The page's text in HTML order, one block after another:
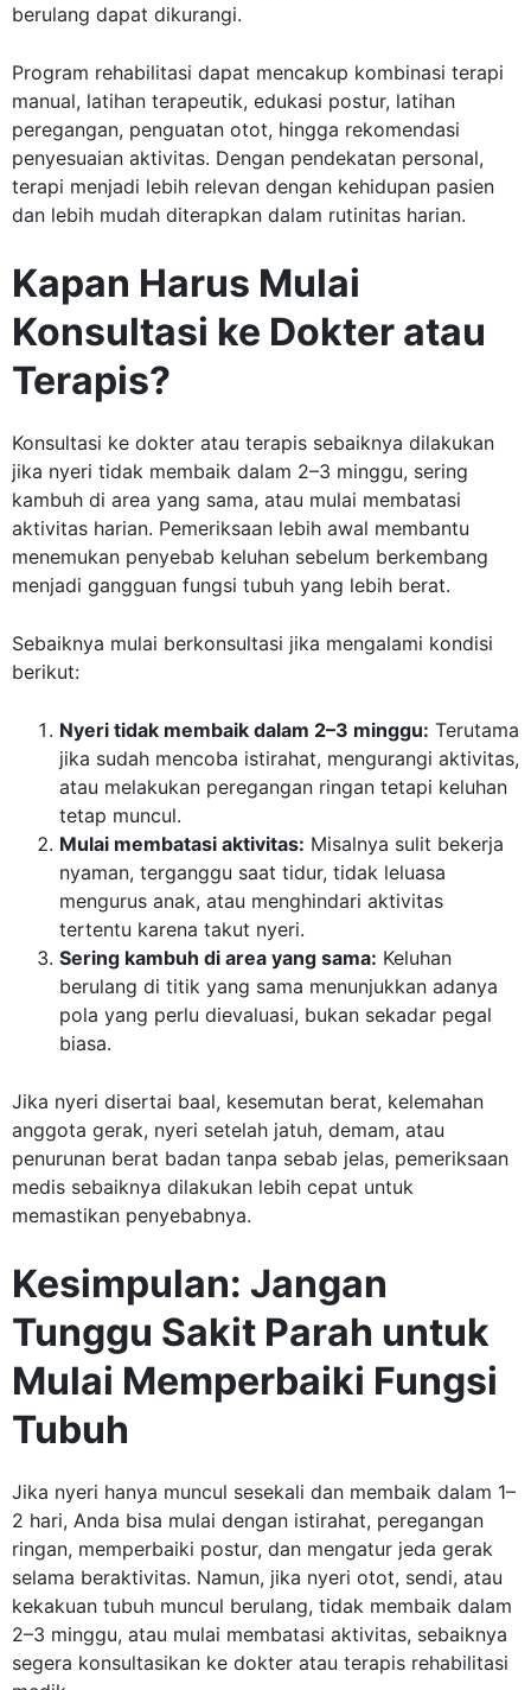
berulang dapat dikurangi.
Program rehabilitasi dapat mencakup kombinasi terapi
manual, latihan terapeutik, edukasi postur, latihan
peregangan, penguatan otot, hingga rekomendasi
penyesuaian aktivitas. Dengan pendekatan personal,
terapi menjadi lebih relevan dengan kehidupan pasien
dan lebih mudah diterapkan dalam rutinitas harian.
Kapan Harus Mulai
Konsultasi ke Dokter atau
Terapis?
Konsultasi ke dokter atau terapis sebaiknya dilakukan
jika nyeri tidak membaik dalam 2–3 minggu, sering
kambuh di area yang sama, atau mulai membatasi
aktivitas harian. Pemeriksaan lebih awal membantu
menemukan penyebab keluhan sebelum berkembang
menjadi gangguan fungsi tubuh yang lebih berat.
Sebaiknya mulai berkonsultasi jika mengalami kondisi
berikut:
Nyeri tidak membaik dalam 2–3 minggu: Terutama
jika sudah mencoba istirahat, mengurangi aktivitas,
atau melakukan peregangan ringan tetapi keluhan
tetap muncul.
Mulai membatasi aktivitas: Misalnya sulit bekerja
nyaman, terganggu saat tidur, tidak leluasa
mengurus anak, atau menghindari aktivitas
tertentu karena takut nyeri.
Sering kambuh di area yang sama: Keluhan
berulang di titik yang sama menunjukkan adanya
pola yang perlu dievaluasi, bukan sekadar pegal
biasa.
Jika nyeri disertai baal, kesemutan berat, kelemahan
anggota gerak, nyeri setelah jatuh, demam, atau
penurunan berat badan tanpa sebab jelas, pemeriksaan
medis sebaiknya dilakukan lebih cepat untuk
memastikan penyebabnya.
Kesimpulan: Jangan
Tunggu Sakit Parah untuk
Mulai Memperbaiki Fungsi
Tubuh
Jika nyeri hanya muncul sesekali dan membaik dalam 1–
2 hari, Anda bisa mulai dengan istirahat, peregangan
ringan, memperbaiki postur, dan mengatur jeda gerak
selama beraktivitas. Namun, jika nyeri otot, sendi, atau
kekakuan tubuh muncul berulang, tidak membaik dalam
2–3 minggu, atau mulai membatasi aktivitas, sebaiknya
segera konsultasikan ke dokter atau terapis rehabilitasi